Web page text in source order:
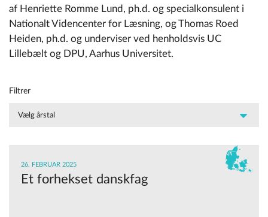
af Henriette Romme Lund, ph.d. og specialkonsulent i
Nationalt Videncenter for Læsning, og Thomas Roed
Heiden, ph.d. og underviser ved henholdsvis UC
Lillebælt og DPU, Aarhus Universitet.
Filtrer
26. FEBRUAR 2025
Et forhekset danskfag